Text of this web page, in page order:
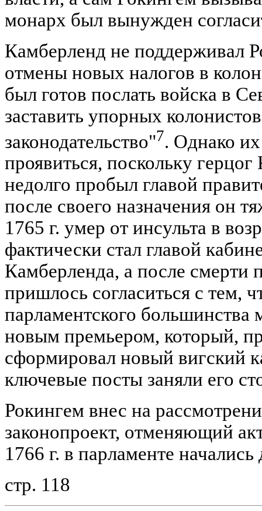
монарх был вынужден
Камберленд не поддерживал
отмены новых налогов в
был готов послать войска в
заставить упорных
законодательство"7. Однако их
проявиться, поскольку
недолго пробыл главой
после своего назначения он
1765 г. умер от инсульта в
фактически стал главой
Камберленда, а после смерти
пришлось согласиться с тем,
парламентского большинства
новым премьером, который,
сформировал новый вигский
ключевые посты заняли его
Рокингем внес на
законопроект, отменяющий
1766 г. в парламенте
стр. 118